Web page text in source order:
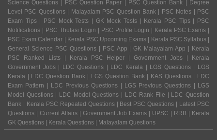
Science Questions | PSC Question Paper | PSC Question Bank | Degree
Level PSC Questions | Malayalam PSC Question Bank | PSC Notes | PSC
Exam Tips | PSC Mock Tests | GK Mock Tests | Kerala PSC Tips | PSC
Notifications | PSC Thulasi Login | PSC Profile Login | Kerala PSC Exams |
PSC Exam Calendar | Kerala PSC Upcoming Exams | Kerala PSC Syllabus |
General Science PSC Questions | PSC App | GK Malayalam App | Kerala
PSC Ranked Lists | Kerala PSC Helper | Government Jobs | Kerala
Government Jobs | LDC Questions | LDC Kerala | LGS Questions | LGS
Kerala | LDC Question Bank | LGS Question Bank | KAS Questions | LDC
Exam Pattern | LDC Previous Questions | LGS Previous Questions | LGS
Model Questions | LDC Model Questions | LDC Rank File | LDC Question
Bank | Kerala PSC Repeated Questions | Best PSC Questions | Latest PSC
Questions | Current Affairs | Government Job Exams | UPSC | RRB | Kerala
GK Questions | Kerala Questions | Malayalam Questions